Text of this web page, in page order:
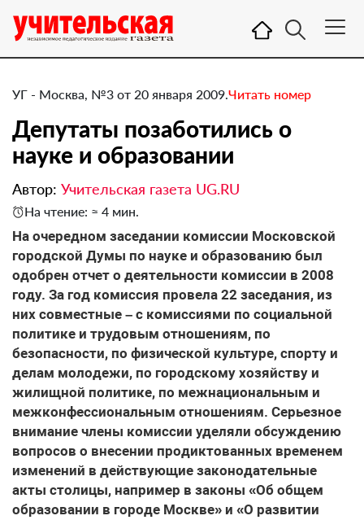
УГ - Москва, №3 от 20 января 2009.Читать номер
Депутаты позаботились о
науке и образовании
Автор: Учительская газета UG.RU
На чтение: ≈ 4 мин.
На очередном заседании комиссии Московской
городской Думы по науке и образованию был
одобрен отчет о деятельности комиссии в 2008
году. За год комиссия провела 22 заседания, из
них совместные – с комиссиями по социальной
политике и трудовым отношениям, по
безопасности, по физической культуре, спорту и
делам молодежи, по городскому хозяйству и
жилищной политике, по межнациональным и
межконфессиональным отношениям. Серьезное
внимание члены комиссии уделяли обсуждению
вопросов о внесении продиктованных временем
изменений в действующие законодательные
акты столицы, например в законы «Об общем
образовании в городе Москве» и «О развитии